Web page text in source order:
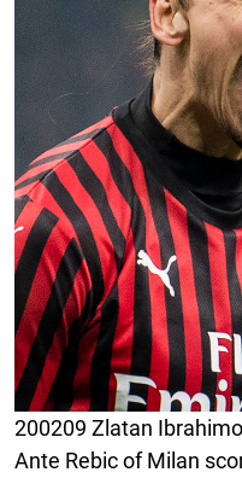
200209 Zlatan
Ante Rebic of Milan